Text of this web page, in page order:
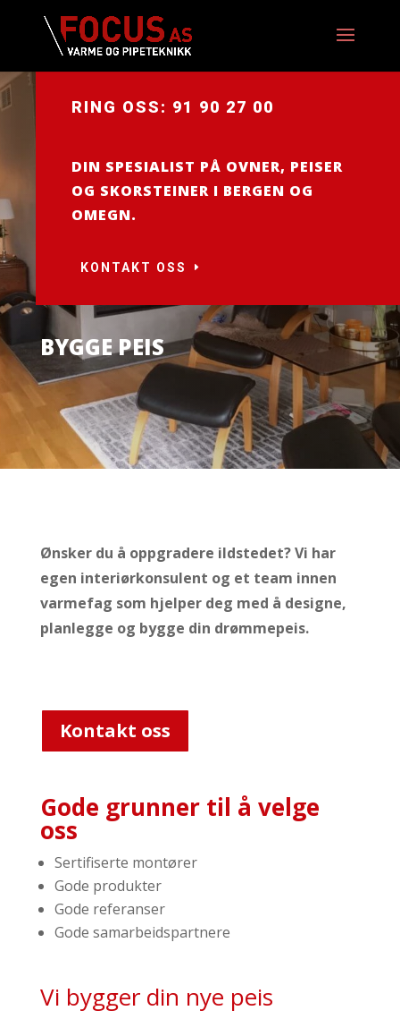
RING OSS: 91 90 27 00
DIN SPESIALIST PÅ OVNER, PEISER
OG SKORSTEINER I BERGEN OG
OMEGN.
KONTAKT OSS
BYGGE PEIS
Ønsker du å oppgradere ildstedet? Vi har
egen interiørkonsulent og et team innen
varmefag som hjelper deg med å designe,
planlegge og bygge din drømmepeis.
Kontakt oss
Gode grunner til å velge
oss
Sertifiserte montører
Gode produkter
Gode referanser
Gode samarbeidspartnere
Vi bygger din nye peis